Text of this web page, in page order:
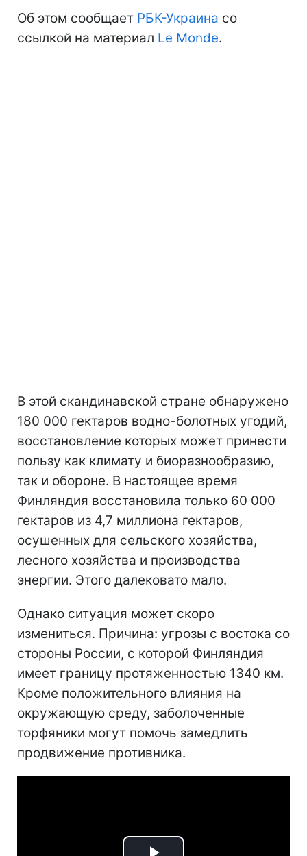
Об этом сообщает РБК-Украина со
ссылкой на материал Le Monde.
В этой скандинавской стране обнаружено
180 000 гектаров водно-болотных угодий,
восстановление которых может принести
пользу как климату и биоразнообразию,
так и обороне. В настоящее время
Финляндия восстановила только 60 000
гектаров из 4,7 миллиона гектаров,
осушенных для сельского хозяйства,
лесного хозяйства и производства
энергии. Этого далековато мало.
Однако ситуация может скоро
измениться. Причина: угрозы с востока со
стороны России, с которой Финляндия
имеет границу протяженностью 1340 км.
Кроме положительного влияния на
окружающую среду, заболоченные
торфяники могут помочь замедлить
продвижение противника.